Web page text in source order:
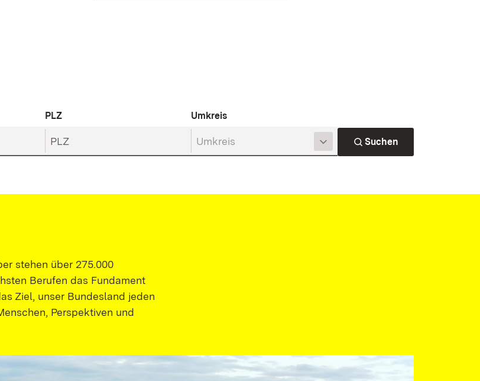
PLZ Umkreis
Suchen
stehen über 275.000
Berufen das Fundament
Ziel, unser Bundesland jeden
Perspektiven und